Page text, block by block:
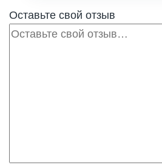
Оставьте свой отзыв
Отзыв